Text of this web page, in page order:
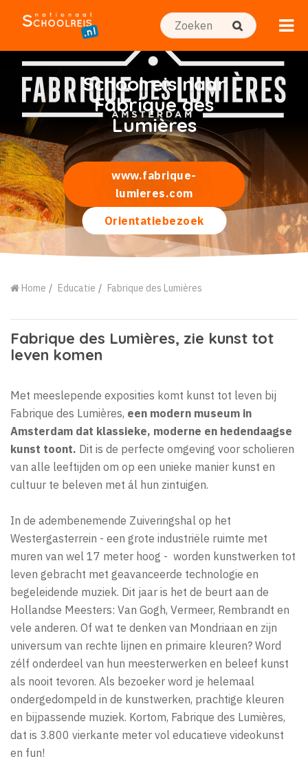
Schoolreis naar
Fabrique des
Lumières
www.fabrique-
lumieres.com
Orientatiebezoek
Home Educatie Fabrique des Lumières
Fabrique des Lumières, zie kunst tot
leven komen
Met meeslepende exposities komt kunst tot leven bij
Fabrique des Lumières, een modern museum in
Amsterdam dat klassieke, moderne en hedendaagse
kunst toont. Dit is de perfecte omgeving voor scholieren
van alle leeftijden om op een unieke manier kunst en
cultuur te beleven met ál hun zintuigen.
In de adembenemende Zuiveringshal op het
Westergasterrein - een grote industriële ruimte met
muren van wel 17 meter hoog - worden kunstwerken tot
leven gebracht met geavanceerde technologie en
begeleidende muziek. Dit jaar is het de beurt aan de
Hollandse Meesters: Van Gogh, Vermeer, Rembrandt en
vele anderen. Of wat te denken van Mondriaan en zijn
universum van rechte lijnen en primaire kleuren? Word
zélf onderdeel van hun meesterwerken en beleef kunst
als nooit tevoren. Als bezoeker word je helemaal
ondergedompeld in de kunstwerken, prachtige kleuren
en bijpassende muziek. Kortom, Fabrique des Lumières,
dat is 3.800 vierkante meter vol educatieve videokunst
en fun!